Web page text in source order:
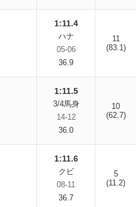
1:11.4
ハナ
05-06
36.9
11
(83.1)
1:11.5
3/4馬身
14-12
36.0
10
(62.7)
1:11.6
クビ
08-11
36.7
5
(11.2)